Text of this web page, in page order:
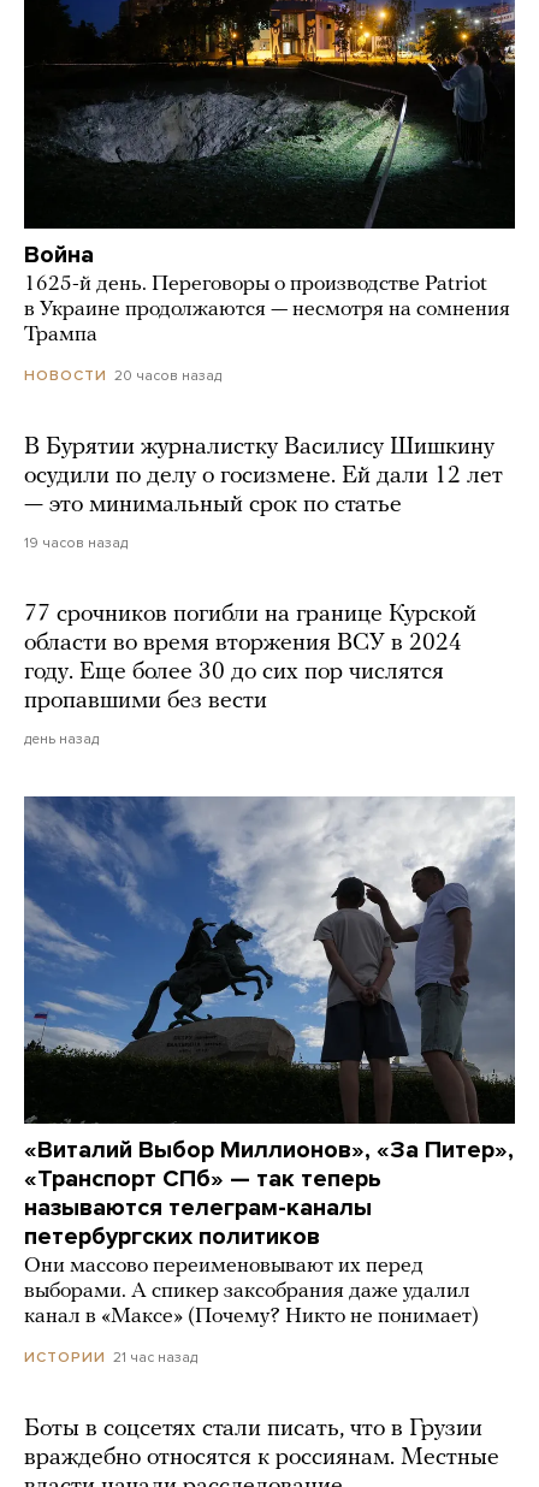
Война
1625-й день. Переговоры о производстве Patriot
в Украине продолжаются — несмотря на сомнения
Трампа
НОВОСТИ 20 часов назад
В Бурятии журналистку Василису Шишкину
осудили по делу о госизмене. Ей дали 12 лет
— это минимальный срок по статье
19 часов назад
77 срочников погибли на границе Курской
области во время вторжения ВСУ в 2024
году. Еще более 30 до сих пор числятся
пропавшими без вести
день назад
«Виталий Выбор Миллионов», «За Питер»,
«Транспорт СПб» — так теперь
называются телеграм-каналы
петербургских политиков
Они массово переименовывают их перед
выборами. А спикер заксобрания даже удалил
канал в «Максе» (Почему? Никто не понимает)
ИСТОРИИ 21 час назад
Боты в соцсетях стали писать, что в Грузии
враждебно относятся к россиянам. Местные